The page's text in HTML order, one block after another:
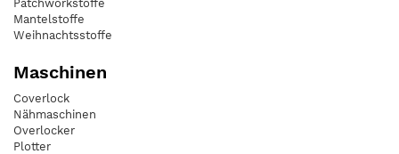
Patchworkstoffe
Mantelstoffe
Weihnachtsstoffe
Maschinen
Coverlock
Nähmaschinen
Overlocker
Plotter